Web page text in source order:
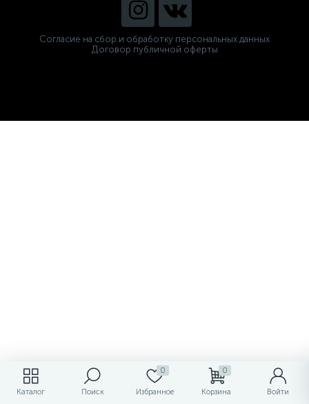
Каталог Поиск
0
Избранное
0
Корзина Войти
Согласие на сбор и обработку персональных данных
Договор публичной оферты